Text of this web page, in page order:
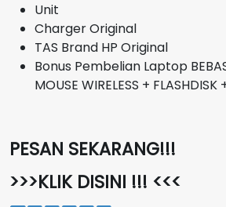
Unit
Charger Original
TAS Brand HP Original
Bonus Pembelian Laptop BEBAS
MOUSE WIRELESS + FLASHDISK
PESAN SEKARANG!!!
>>>KLIK DISINI !!! <<<